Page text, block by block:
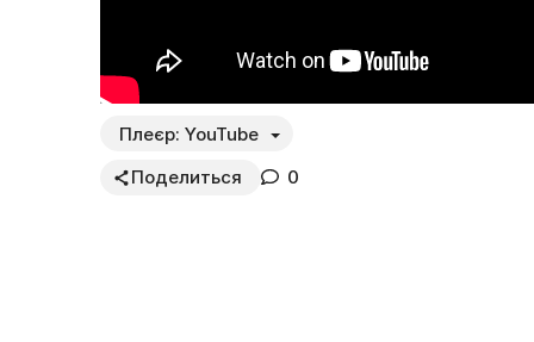
Плеєр: YouTube
Поделиться
0